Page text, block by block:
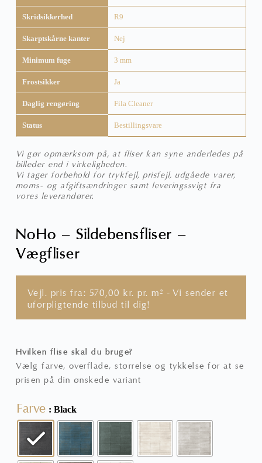
Skridsikkerhed R9
Skarptskårne kanter Nej
Minimum fuge 3 mm
Frostsikker Ja
Daglig rengøring Fila Cleaner
Status Bestillingsvare
Vi gør opmærksom på, at fliser kan syne anderledes på
billeder end i virkeligheden.
Vi tager forbehold for trykfejl, prisfejl, udgåede varer,
moms- og afgiftsændringer samt leveringssvigt fra
vores leverandører.
NoHo – Sildebensfliser –
Vægfliser
Vejl. pris fra: 570,00kr. pr. m² - Vi sender et
uforpligtende tilbud til dig!
Hvilken flise skal du bruge?
Vælg farve, overflade, størrelse og tykkelse for at se
prisen på din ønskede variant
Farve : Black